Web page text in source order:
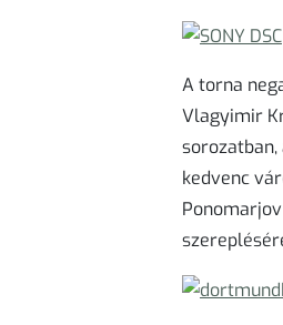
A torna
Vlagyimir
kedvenc